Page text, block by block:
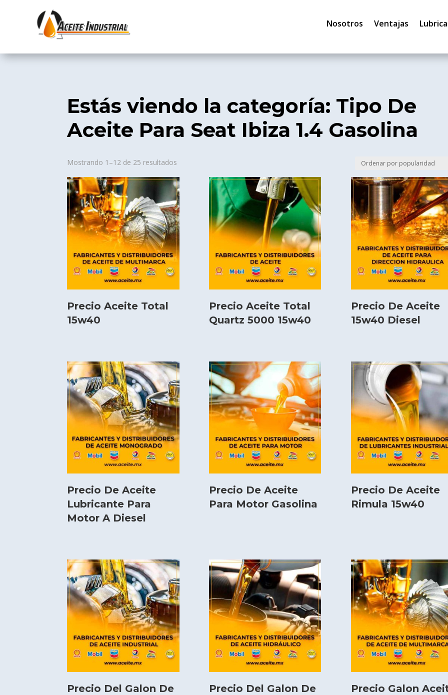
Nosotros Ventajas
Estás viendo la categoría: Tipo De
Aceite Para Seat Ibiza 1.4 Gasolina
Mostrando 1–12 de 25 resultados
popularity
Precio Aceite Total
15w40
Precio Aceite Total
Quartz 5000 15w40
Precio De Aceite
15w40 Diesel
Precio De Aceite
Lubricante Para
Motor A Diesel
Precio De Aceite
Para Motor Gasolina
Precio De Aceite
Rimula 15w40
Precio Del Galon De
Precio Del Galon De
Precio Galon